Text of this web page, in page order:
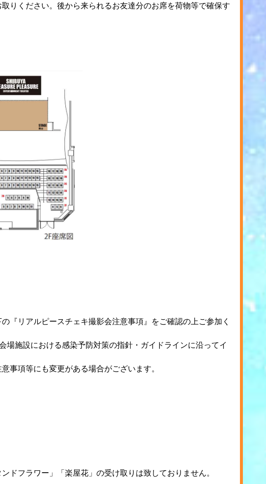
りください。後から来られるお友達分のお席を荷物等で確保す
『リアルピースチェキ撮影会注意事項』をご確認の上ご参加く
場施設における感染予防対策の指針・ガイドラインに沿ってイ
事項等にも変更がある場合がございます。
ドフラワー」「楽屋花」の受け取りは致しておりません。